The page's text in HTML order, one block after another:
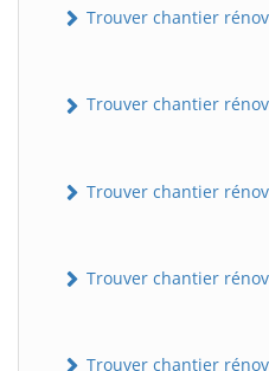
Trouver chantier
Trouver chantier
Trouver chantier
Trouver chantier
Trouver chantier